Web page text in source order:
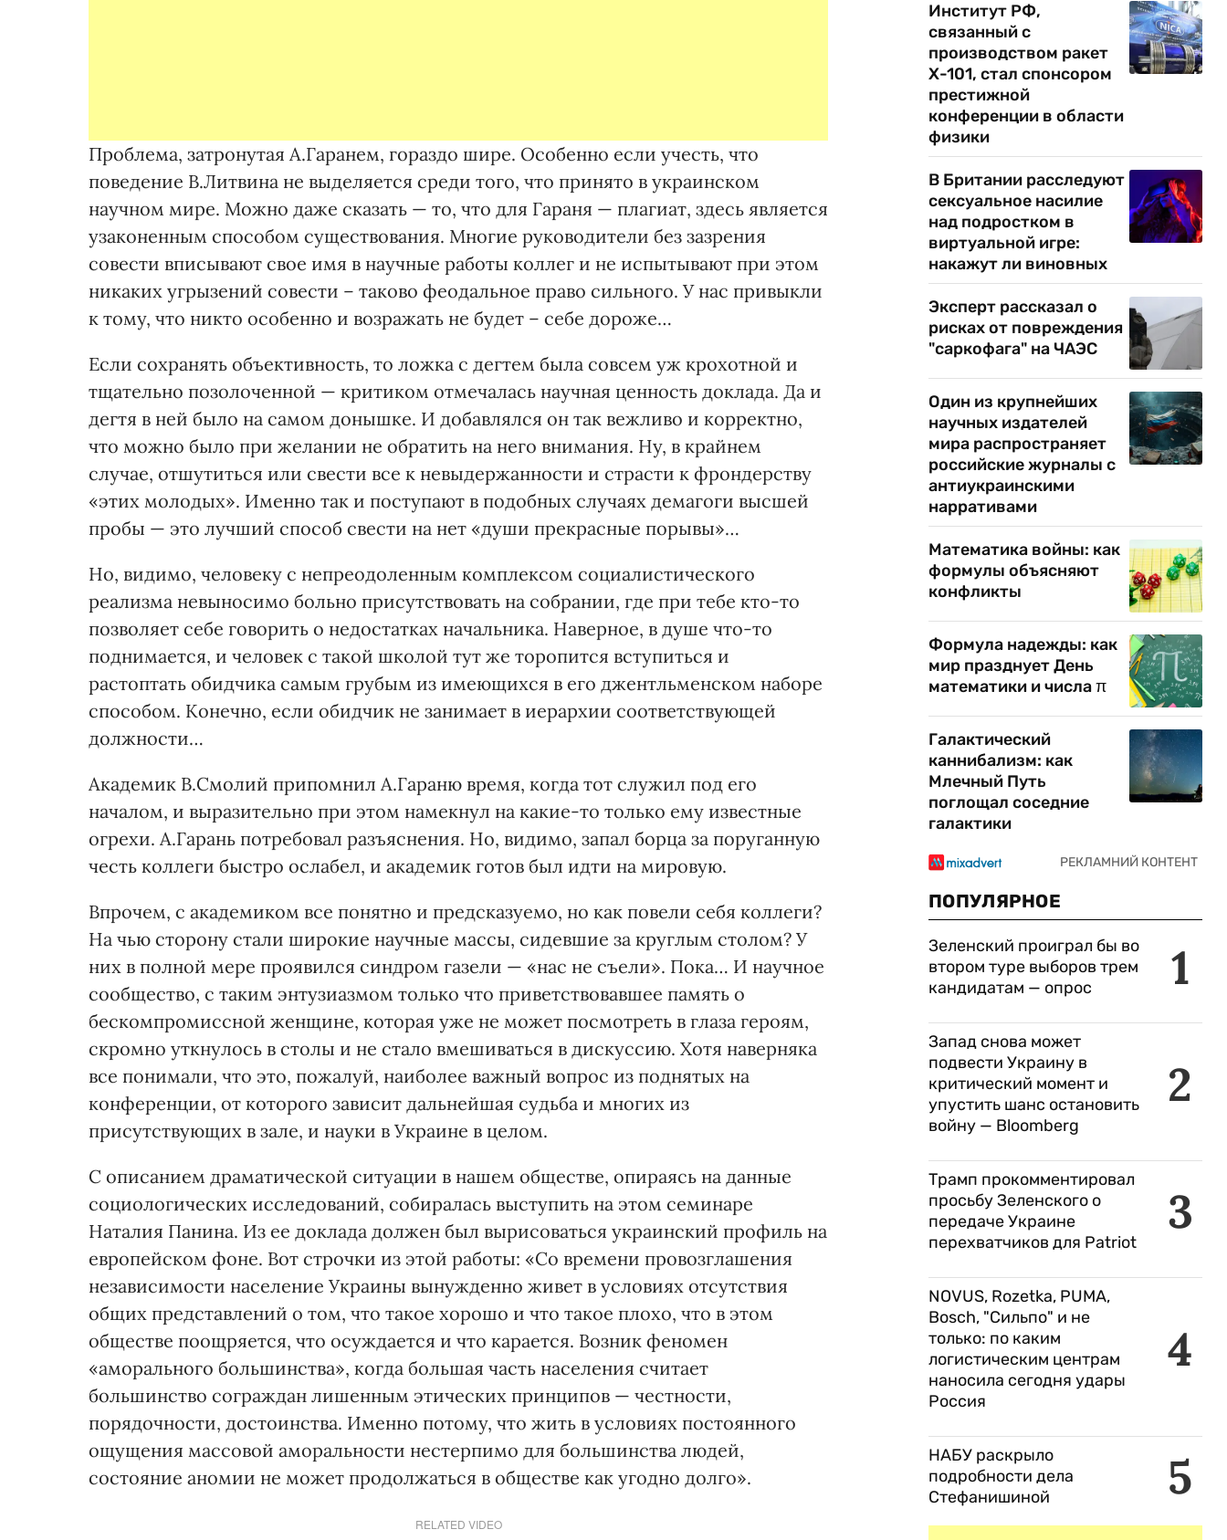
Проблема, затронутая А.Гаранем, гораздо шире. Особенно если учесть, что
поведение В.Литвина не выделяется среди того, что принято в украинском
научном мире. Можно даже сказать — то, что для Гараня — плагиат, здесь является
узаконенным способом существования. Многие руководители без зазрения
совести вписывают свое имя в научные работы коллег и не испытывают при этом
никаких угрызений совести – таково феодальное право сильного. У нас привыкли
к тому, что никто особенно и возражать не будет – себе дороже…
Если сохранять объективность, то ложка с дегтем была совсем уж крохотной и
тщательно позолоченной — критиком отмечалась научная ценность доклада. Да и
дегтя в ней было на самом донышке. И добавлялся он так вежливо и корректно,
что можно было при желании не обратить на него внимания. Ну, в крайнем
случае, отшутиться или свести все к невыдержанности и страсти к фрондерству
«этих молодых». Именно так и поступают в подобных случаях демагоги высшей
пробы — это лучший способ свести на нет «души прекрасные порывы»…
Но, видимо, человеку с непреодоленным комплексом социалистического
реализма невыносимо больно присутствовать на собрании, где при тебе кто-то
позволяет себе говорить о недостатках начальника. Наверное, в душе что-то
поднимается, и человек с такой школой тут же торопится вступиться и
растоптать обидчика самым грубым из имеющихся в его джентльменском наборе
способом. Конечно, если обидчик не занимает в иерархии соответствующей
должности…
Академик В.Смолий припомнил А.Гараню время, когда тот служил под его
началом, и выразительно при этом намекнул на какие-то только ему известные
огрехи. А.Гарань потребовал разъяснения. Но, видимо, запал борца за поруганную
честь коллеги быстро ослабел, и академик готов был идти на мировую.
Впрочем, с академиком все понятно и предсказуемо, но как повели себя коллеги?
На чью сторону стали широкие научные массы, сидевшие за круглым столом? У
них в полной мере проявился синдром газели — «нас не съели». Пока… И научное
сообщество, с таким энтузиазмом только что приветствовавшее память о
бескомпромиссной женщине, которая уже не может посмотреть в глаза героям,
скромно уткнулось в столы и не стало вмешиваться в дискуссию. Хотя наверняка
все понимали, что это, пожалуй, наиболее важный вопрос из поднятых на
конференции, от которого зависит дальнейшая судьба и многих из
присутствующих в зале, и науки в Украине в целом.
С описанием драматической ситуации в нашем обществе, опираясь на данные
социологических исследований, собиралась выступить на этом семинаре
Наталия Панина. Из ее доклада должен был вырисоваться украинский профиль на
европейском фоне. Вот строчки из этой работы: «Со времени провозглашения
независимости население Украины вынужденно живет в условиях отсутствия
общих представлений о том, что такое хорошо и что такое плохо, что в этом
обществе поощряется, что осуждается и что карается. Возник феномен
«аморального большинства», когда большая часть населения считает
большинство сограждан лишенным этических принципов — честности,
порядочности, достоинства. Именно потому, что жить в условиях постоянного
ощущения массовой аморальности нестерпимо для большинства людей,
состояние аномии не может продолжаться в обществе как угодно долго».
RELATED VIDEO
Институт РФ,
связанный с
производством ракет
Х-101, стал спонсором
престижной
конференции в области
физики
В Британии расследуют
сексуальное насилие
над подростком в
виртуальной игре:
накажут ли виновных
Эксперт рассказал о
рисках от повреждения
"саркофага" на ЧАЭС
Один из крупнейших
научных издателей
мира распространяет
российские журналы с
антиукраинскими
нарративами
Математика войны: как
формулы объясняют
конфликты
Формула надежды: как
мир празднует День
математики и числа π
Галактический
каннибализм: как
Млечный Путь
поглощал соседние
галактики
ПОПУЛЯРНОЕ
1
Зеленский проиграл бы во
втором туре выборов трем
кандидатам — опрос
2
Запад снова может
подвести Украину в
критический момент и
упустить шанс остановить
войну — Bloomberg
3
Трамп прокомментировал
просьбу Зеленского о
передаче Украине
перехватчиков для Patriot
4
NOVUS, Rozetka, PUMA,
Bosch, "Сильпо" и не
только: по каким
логистическим центрам
наносила сегодня удары
Россия
5
НАБУ раскрыло
подробности дела
Стефанишиной